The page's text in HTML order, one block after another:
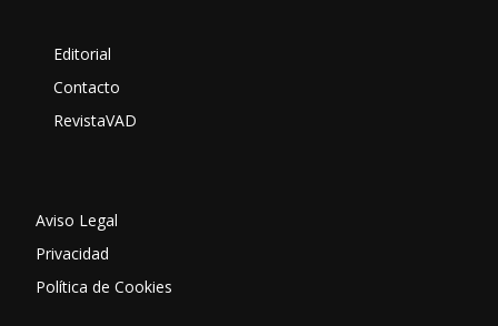
Editorial
Contacto
RevistaVAD
Aviso Legal
Privacidad
Política de Cookies